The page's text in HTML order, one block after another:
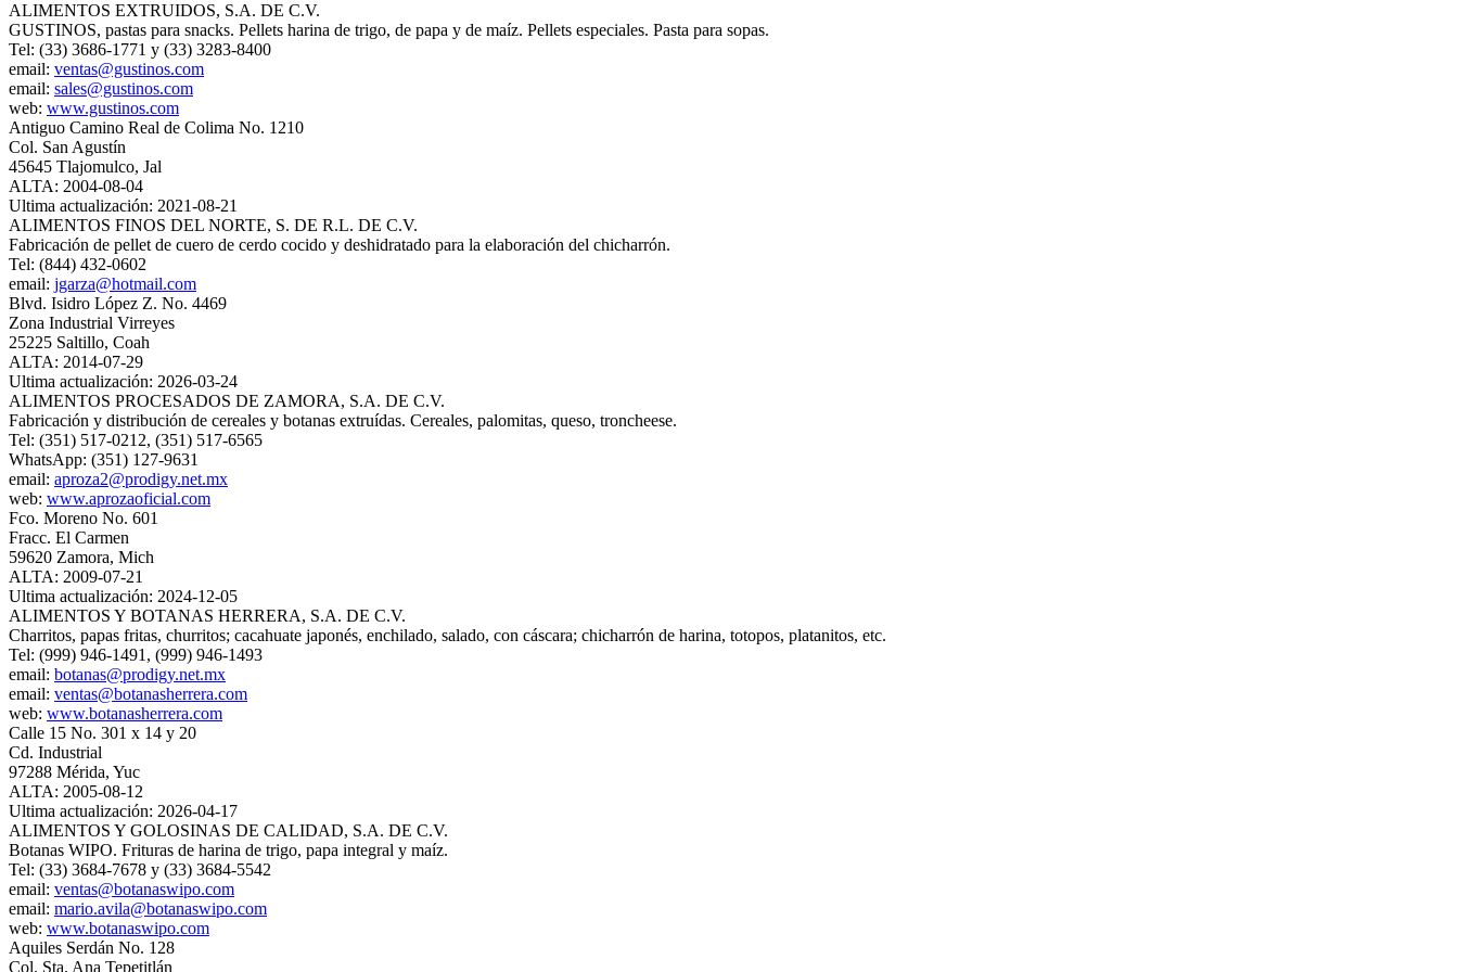
ALIMENTOS EXTRUIDOS, S.A. DE C.V.
GUSTINOS, pastas para snacks. Pellets harina de trigo, de papa y de maíz. Pellets especiales. Pasta para sopas.
Tel: (33) 3686-1771 y (33) 3283-8400
email: ventas@gustinos.com
email: sales@gustinos.com
web: www.gustinos.com
Antiguo Camino Real de Colima No. 1210
Col. San Agustín
45645 Tlajomulco, Jal
ALTA: 2004-08-04
Ultima actualización: 2021-08-21
ALIMENTOS FINOS DEL NORTE, S. DE R.L. DE C.V.
Fabricación de pellet de cuero de cerdo cocido y deshidratado para la elaboración del chicharrón.
Tel: (844) 432-0602
email: jgarza@hotmail.com
Blvd. Isidro López Z. No. 4469
Zona Industrial Virreyes
25225 Saltillo, Coah
ALTA: 2014-07-29
Ultima actualización: 2026-03-24
ALIMENTOS PROCESADOS DE ZAMORA, S.A. DE C.V.
Fabricación y distribución de cereales y botanas extruídas. Cereales, palomitas, queso, troncheese.
Tel: (351) 517-0212, (351) 517-6565
WhatsApp: (351) 127-9631
email: aproza2@prodigy.net.mx
web: www.aprozaoficial.com
Fco. Moreno No. 601
Fracc. El Carmen
59620 Zamora, Mich
ALTA: 2009-07-21
Ultima actualización: 2024-12-05
ALIMENTOS Y BOTANAS HERRERA, S.A. DE C.V.
Charritos, papas fritas, churritos; cacahuate japonés, enchilado, salado, con cáscara; chicharrón de harina, totopos, platanitos, etc.
Tel: (999) 946-1491, (999) 946-1493
email: botanas@prodigy.net.mx
email: ventas@botanasherrera.com
web: www.botanasherrera.com
Calle 15 No. 301 x 14 y 20
Cd. Industrial
97288 Mérida, Yuc
ALTA: 2005-08-12
Ultima actualización: 2026-04-17
ALIMENTOS Y GOLOSINAS DE CALIDAD, S.A. DE C.V.
Botanas WIPO. Frituras de harina de trigo, papa integral y maíz.
Tel: (33) 3684-7678 y (33) 3684-5542
email: ventas@botanaswipo.com
email: mario.avila@botanaswipo.com
web: www.botanaswipo.com
Aquiles Serdán No. 128
Col. Sta. Ana Tepetitlán